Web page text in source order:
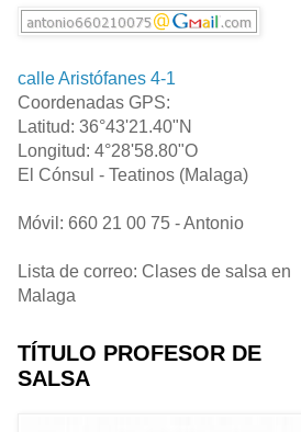
calle Aristófanes 4-1
Coordenadas GPS:
Latitud: 36°43'21.40"N
Longitud: 4°28'58.80"O
El Cónsul - Teatinos (Malaga)
Móvil: 660 21 00 75 - Antonio
Lista de correo: Clases de salsa en
Malaga
TÍTULO PROFESOR DE
SALSA